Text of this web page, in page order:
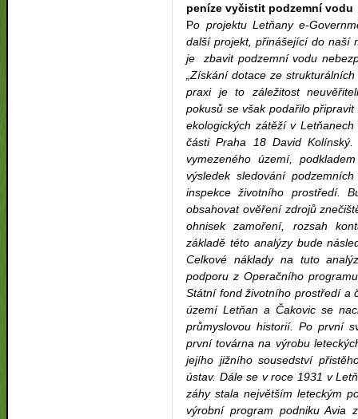
peníze vyčistit podzemní vodu
Po projektu Letňany e-
další projekt, přinášející do
je zbavit podzemní vodu
„Získání dotace ze
praxi je to záležitost
pokusů se však podařilo
ekologických zátěží v
části Praha 18 David
vymezeného území,
výsledek sledování
inspekce životního prostředí.
obsahovat ověření zdrojů
ohnisek zamoření, rozsah
základě této analýzy bude
Celkové náklady na tuto
podporu z Operačního
Státní fond životního prostředí a
území Letňan a Čakovic se
průmyslovou historií. Po první
první továrna na výrobu
jejího jižního sousedství
ústav. Dále se v roce 1931 v
záhy stala největším leteckým
výrobní program podniku Avia